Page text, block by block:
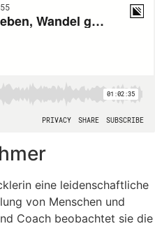
eine leidenschaftliche
von Menschen und
Coach beobachtet sie die